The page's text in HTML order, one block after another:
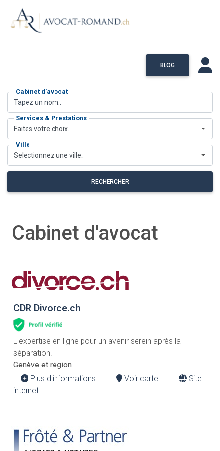
BLOG
Cabinet d'avocat
Services & Prestations
Faites votre choix..
Ville
Selectionnez une ville..
RECHERCHER
Cabinet d'avocat
CDR Divorce.ch
L'expertise en ligne pour un avenir serein après la
séparation.
Genève et région
Plus d'informations
Voir carte
Site
internet